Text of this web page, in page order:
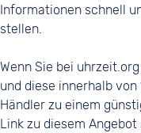
Informationen schnell
stellen.
Wenn Sie bei
und diese innerhalb von
Händler zu einem
Link zu diesem